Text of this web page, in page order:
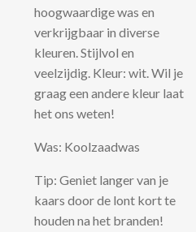
hoogwaardige was en
verkrijgbaar in diverse
kleuren. Stijlvol en
veelzijdig. Kleur: wit. Wil je
graag een andere kleur laat
het ons weten!
Was: Koolzaadwas
Tip: Geniet langer van je
kaars door de lont kort te
houden na het branden!